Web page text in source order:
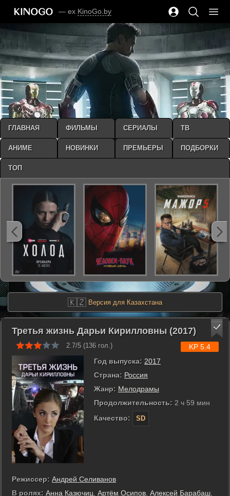
— ex KinoGo.by
🇰🇿 Версия для Казахстана
Третья жизнь Дарьи Кирилловны (2017)
2.7/5 (136 гол.)
Год выпуска: 2017
Страна: Россия
Жанр: Мелодрамы
Продолжительность: 2 ч 59 мин
Качество:
SD
KP 5.4
Режиссер: Андрей Селиванов
В ролях: Анна Казючиц Артём Осипов Алексей Барабаш
ГЛАВНАЯ ФИЛЬМЫ СЕРИАЛЫ ТВ
АНИМЕ НОВИНКИ ПРЕМЬЕРЫ ПОДБОРКИ
ТОП